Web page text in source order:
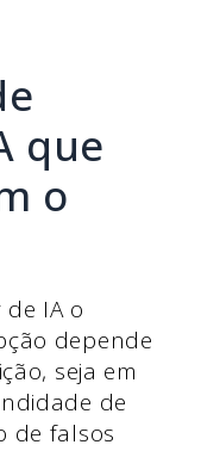
que
o
IA o
depende
seja em
de
de falsos